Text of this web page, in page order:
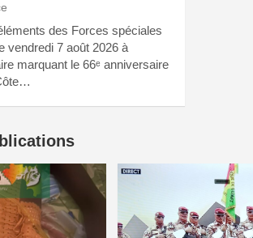
des Forces spéciales
vendredi 7 août 2026 à
marquant le 66ᵉ anniversaire